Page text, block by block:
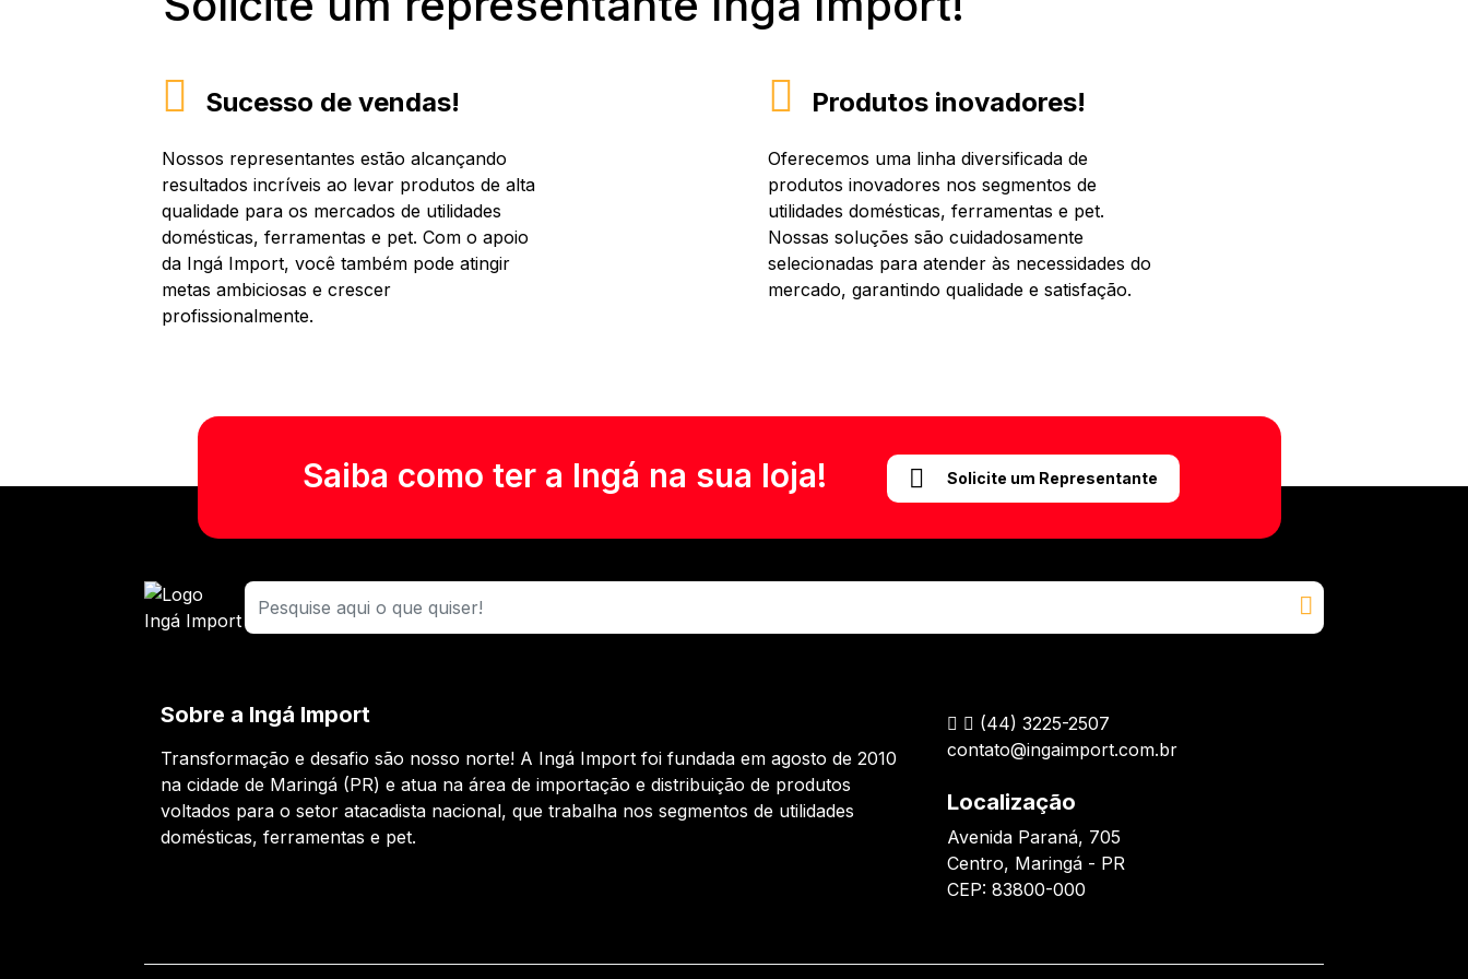
Sucesso de vendas!
Nossos representantes estão alcançando
resultados incríveis ao levar produtos de alta
qualidade para os mercados de utilidades
domésticas, ferramentas e pet. Com o apoio
da Ingá Import, você também pode atingir
metas ambiciosas e crescer
profissionalmente.
Produtos inovadores!
Oferecemos uma linha diversificada de
produtos inovadores nos segmentos de
utilidades domésticas, ferramentas e pet.
Nossas soluções são cuidadosamente
selecionadas para atender às necessidades do
mercado, garantindo qualidade e satisfação.
Saiba como ter a Ingá na sua loja! Solicite um Representante
Sobre a Ingá Import
Transformação e desafio são nosso norte! A Ingá Import foi fundada em agosto de 2010
na cidade de Maringá (PR) e atua na área de importação e distribuição de produtos
voltados para o setor atacadista nacional, que trabalha nos segmentos de utilidades
domésticas, ferramentas e pet.
(44) 3225-2507
contato@ingaimport.com.br
Localização
Avenida Paraná, 705
Centro, Maringá - PR
CEP: 83800-000